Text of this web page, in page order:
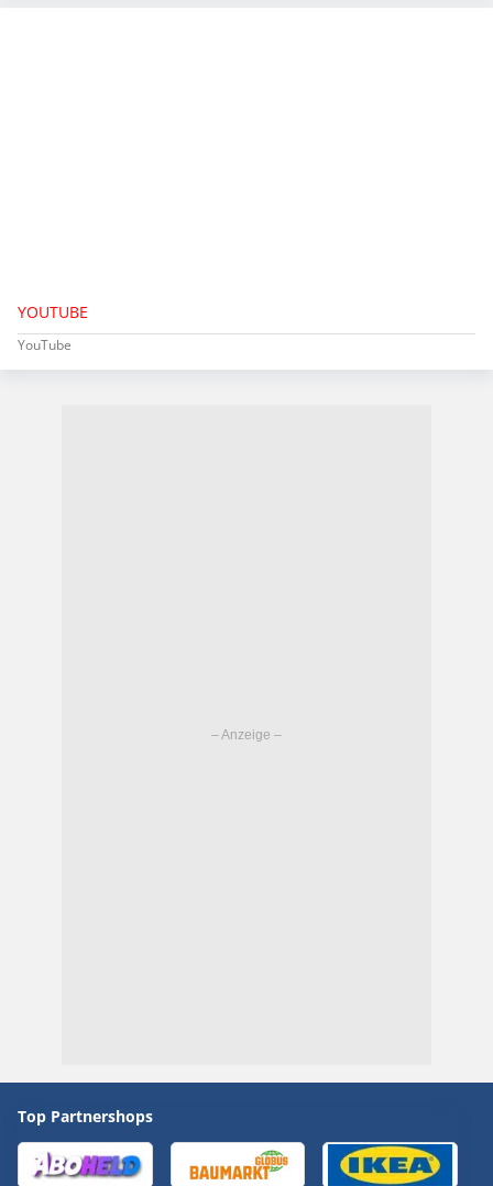
YOUTUBE
YouTube
Top Partnershops